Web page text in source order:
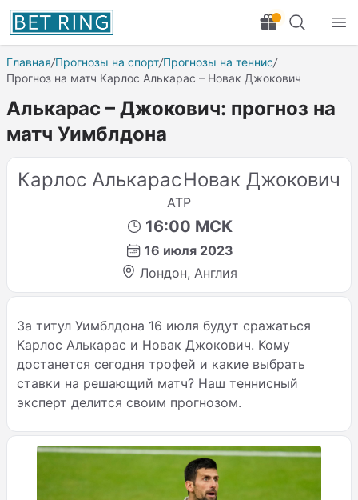
Главная/Прогнозы на спорт/Прогнозы на теннис/
Прогноз на матч Карлос Алькарас – Новак Джокович
Алькарас – Джокович: прогноз на
матч Уимблдона
Карлос АлькарасНовак Джокович
ATP
16:00 МСК
16 июля 2023
Лондон, Англия
За титул Уимблдона 16 июля будут сражаться
Карлос Алькарас и Новак Джокович. Кому
достанется сегодня трофей и какие выбрать
ставки на решающий матч? Наш теннисный
эксперт делится своим прогнозом.